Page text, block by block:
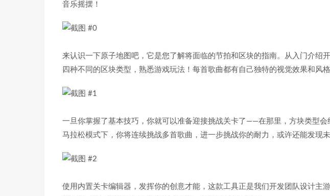
音乐摇摆！
来认识一下原子地图吧，它是您了解将面临的节拍和区块的指南。从入门介绍
四种不同的区块类型，熟悉游戏玩法！每首歌曲都有自己独特的视觉效果和风
一旦你掌握了基本技巧，你就可以准备迎接挑战关卡了——在那里，方块类型
马拉松模式下，你将连续挑战多首歌曲，进一步挑战你的耐力，或许还能发现
使用内置关卡编辑器，发挥你的创意才能，这款工具正是我们开发团队设计主